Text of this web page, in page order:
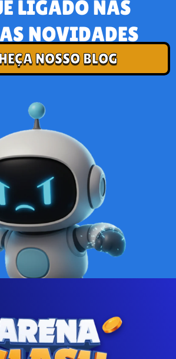
LIGADO NAS
NOVIDADES
NOSSO BLOG